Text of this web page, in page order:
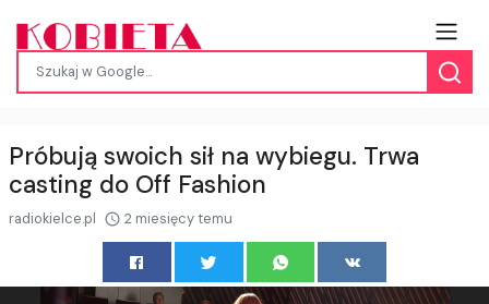
Próbują swoich sił na wybiegu. Trwa
casting do Off Fashion
radiokielce.pl 2 miesięcy temu